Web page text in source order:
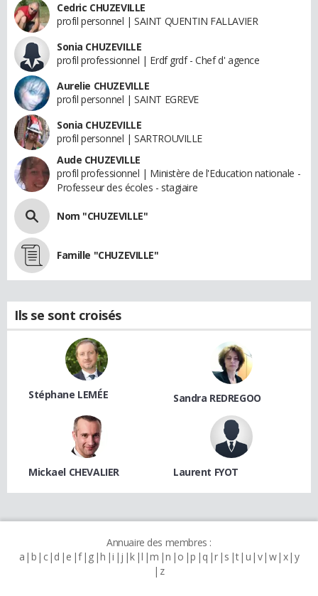
Cedric CHUZEVILLE
profil personnel | SAINT QUENTIN FALLAVIER
Sonia CHUZEVILLE
profil professionnel | Erdf grdf - Chef d' agence
Aurelie CHUZEVILLE
profil personnel | SAINT EGREVE
Sonia CHUZEVILLE
profil personnel | SARTROUVILLE
Aude CHUZEVILLE
profil professionnel | Ministère de l'Education nationale -
Professeur des écoles - stagiaire
Nom "CHUZEVILLE"
Famille "CHUZEVILLE"
Ils se sont croisés
Stéphane LEMÉE Sandra REDREGOO
Mickael CHEVALIER Laurent FYOT
Annuaire des membres :
a b c d e f g h i j k l m n o p q r s t u v w x y
z